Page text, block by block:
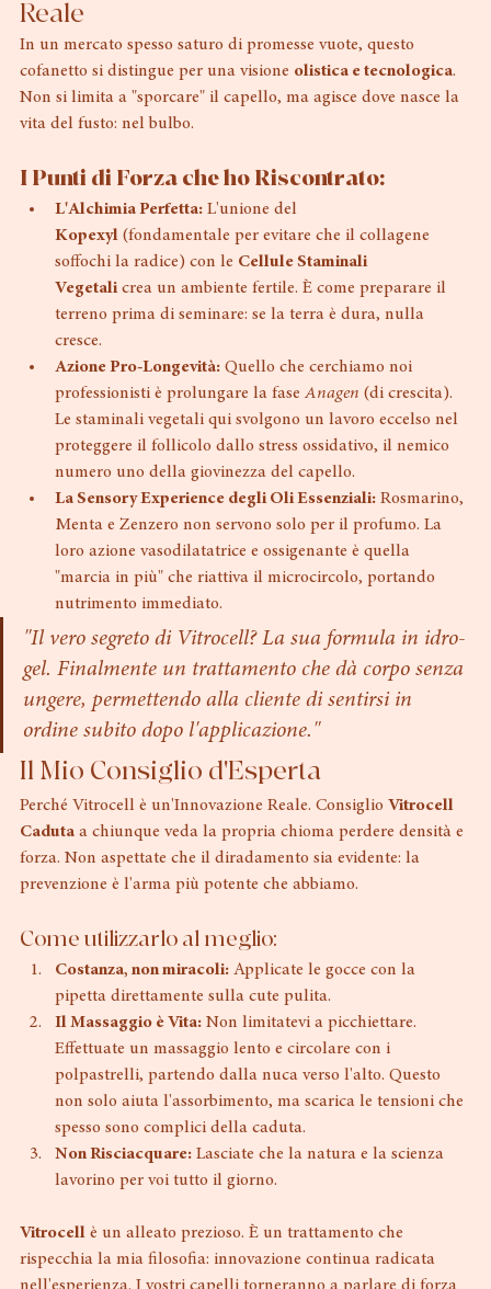
Perché Vitrocell è un'Innovazione
Reale
In un mercato spesso saturo di promesse vuote, questo
cofanetto si distingue per una visione
vita del fusto: nel bulbo.
I Punti di Forza che ho Riscontrato:
L'Alchimia Perfetta: L'unione del
Kopexyl (fondamentale per evitare che il collagene
soffochi la radice) con le Cellule Staminali
Vegetali
terreno prima di seminare: se la terra è dura, nulla
cresce.
Azione Pro-Longevità: Quello che cerchiamo noi
professionisti è prolungare la fase Anagen (di crescita).
Le staminali vegetali qui svolgono un lavoro eccelso nel
proteggere il follicolo dallo stress ossidativo, il nemico
numero uno della giovinezza del capello.
La Sensory Experience degli Oli Essenziali: Rosmarino,
Menta e Zenzero non servono solo per il profumo. La
loro azione vasodilatatrice e ossigenante è quella
nutrimento immediato.
"Il vero segreto di Vitrocell? La sua formula in idro-
gel. Finalmente un trattamento che dà corpo senza
ungere, permettendo alla cliente di sentirsi in
ordine subito dopo l'applicazione."
Il Mio Consiglio d'Esperta
Perché Vitrocell è un'Innovazione Reale. Consiglio Vitrocell
Caduta a chiunque veda la propria chioma perdere densità e
prevenzione è l'arma più potente che abbiamo.
Come utilizzarlo al meglio:
Costanza, non miracoli: Applicate le gocce con la
pipetta direttamente sulla cute pulita.
Il Massaggio è Vita: Non limitatevi a picchiettare.
Effettuate un massaggio lento e circolare con i
polpastrelli, partendo dalla nuca verso l'alto. Questo
non solo aiuta l'assorbimento, ma scarica le tensioni che
spesso sono complici della caduta.
lavorino per voi tutto il giorno.
Vitrocell è un alleato prezioso. È un trattamento che